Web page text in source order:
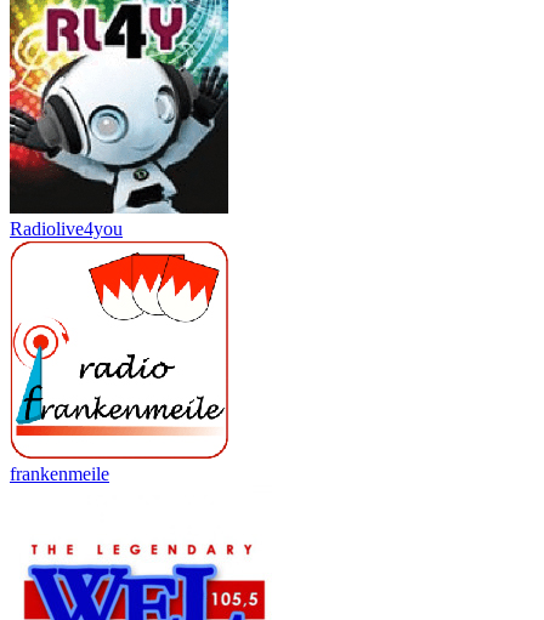
Radiolive4you
frankenmeile